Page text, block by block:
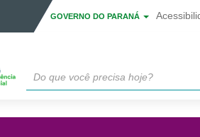
GOVERNO DO PARANÁ